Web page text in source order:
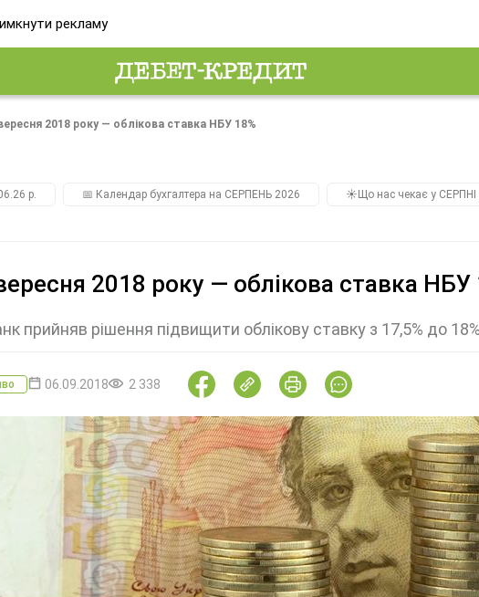
рекламу
2018 року — облікова ставка НБУ 18%
р. 📅 Календар бухгалтера на СЕРПЕНЬ 2026 ☀️Що нас чекає у СЕРПНІ
2018 року — облікова ставка НБУ
прийняв рішення підвищити облікову ставку з 17,5% до
06.09.2018 2 338